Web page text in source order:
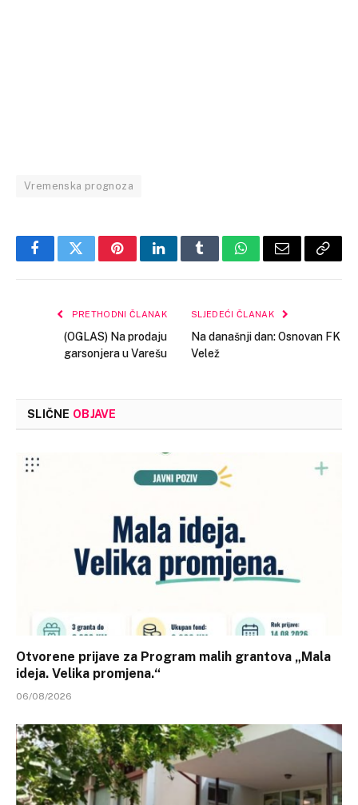
Vremenska prognoza
FacebookTwitterPinterestLinkedInTumblrWhatsApp
Email Copy
PRETHODNI ČLANAK
(OGLAS) Na prodaju
garsonjera u Varešu
SLJEDEĆI ČLANAK
Na današnji dan: Osnovan FK
Velež
SLIČNE OBJAVE
Otvorene prijave za Program malih grantova „Mala
ideja. Velika promjena.“
06/08/2026